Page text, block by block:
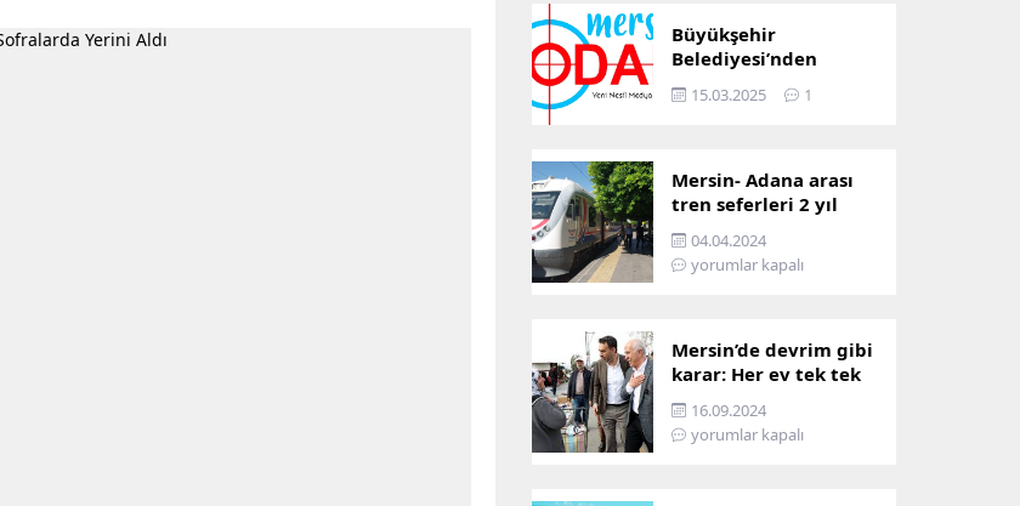
Büyükşehir
Belediyesi’nden
Mersin ve Adana arası
ulaşım başladı
15.03.2025 1
Mersin- Adana arası
tren seferleri 2 yıl
boyunca
çalışmayacak
04.04.2024
yorumlar kapalı
Mersin’de devrim gibi
karar: Her ev tek tek
incelenecek!
16.09.2024
yorumlar kapalı